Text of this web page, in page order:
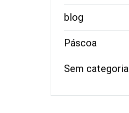
blog
Páscoa
Sem categoria